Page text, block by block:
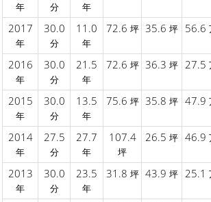
年 分 年
2017
年
30.0
分
11.0
年
72.6 坪 35.6 坪 56.6
2016
年
30.0
分
21.5
年
72.6 坪 36.3 坪 27.5
2015
年
30.0
分
13.5
年
75.6 坪 35.8 坪 47.9
2014
年
27.5
分
27.7
年
107.4
坪
26.5 坪 46.9
2013
年
30.0
分
23.5
年
31.8 坪 43.9 坪 25.1